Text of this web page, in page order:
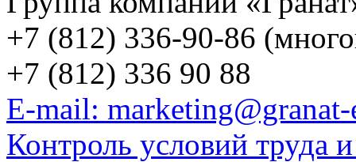
+7 (812) 336-90-86
+7 (812) 336 90 88
E-mail:
Контроль условий труда